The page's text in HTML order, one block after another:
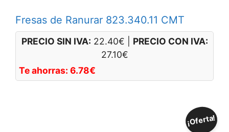
Fresas de Ranurar 823.340.11 CMT
PRECIO SIN IVA: 22.40€
PRECIO CON IVA:
27.10€
Te ahorras: 6.78€
¡Oferta!